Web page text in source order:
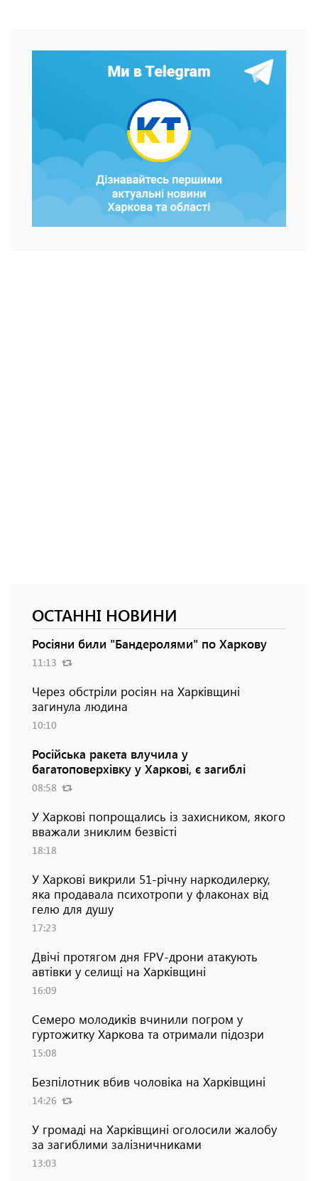
ОСТАННІ НОВИНИ
Росіяни били "Бандеролями" по Харкову
11:13
Через обстріли росіян на Харківщині
загинула людина
10:10
Російська ракета влучила у
багатоповерхівку у Харкові, є загиблі
08:58
У Харкові попрощались із захисником, якого
вважали зниклим безвісті
18:18
У Харкові викрили 51-річну наркодилерку,
яка продавала психотропи у флаконах від
гелю для душу
17:23
Двічі протягом дня FPV-дрони атакують
автівки у селищі на Харківщині
16:09
Семеро молодиків вчинили погром у
гуртожитку Харкова та отримали підозри
15:08
Безпілотник вбив чоловіка на Харківщині
14:26
У громаді на Харківщині оголосили жалобу
за загиблими залізничниками
13:03